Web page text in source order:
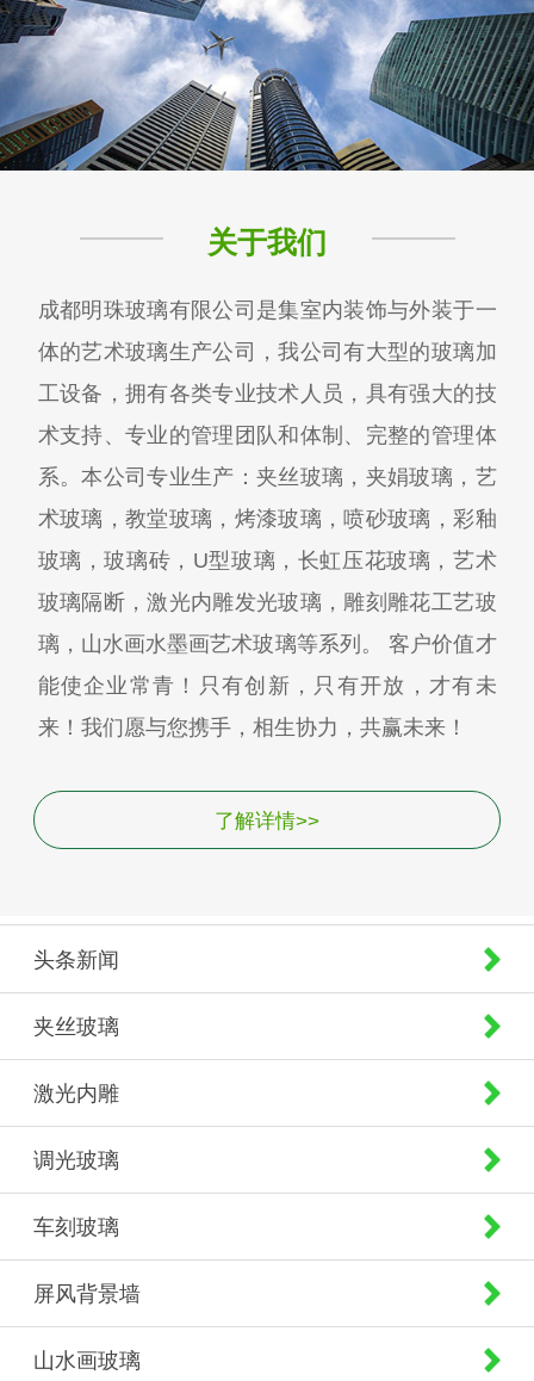
关于我们
成都明珠玻璃有限公司是集室内装饰与外装于一
体的艺术玻璃生产公司，我公司有大型的玻璃加
工设备，拥有各类专业技术人员，具有强大的技
术支持、专业的管理团队和体制、完整的管理体
系。本公司专业生产：夹丝玻璃，夹娟玻璃，艺
术玻璃，教堂玻璃，烤漆玻璃，喷砂玻璃，彩釉
玻璃，玻璃砖，U型玻璃，长虹压花玻璃，艺术
玻璃隔断，激光内雕发光玻璃，雕刻雕花工艺玻
璃，山水画水墨画艺术玻璃等系列。 客户价值才
能使企业常青！只有创新，只有开放，才有未
来！我们愿与您携手，相生协力，共赢未来！
了解详情>>
头条新闻
夹丝玻璃
激光内雕
调光玻璃
车刻玻璃
屏风背景墙
山水画玻璃